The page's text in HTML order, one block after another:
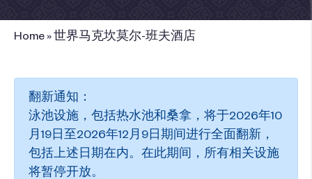
Home »世界马克坎莫尔-班夫酒店
翻新通知：
泳池设施，包括热水池和桑拿，将于2026年10
月19日至2026年12月9日期间进行全面翻新，
包括上述日期在内。在此期间，所有相关设施
将暂停开放。